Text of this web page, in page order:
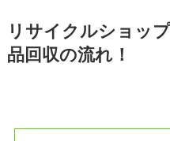
リサイクルショッ
品回収の流れ！